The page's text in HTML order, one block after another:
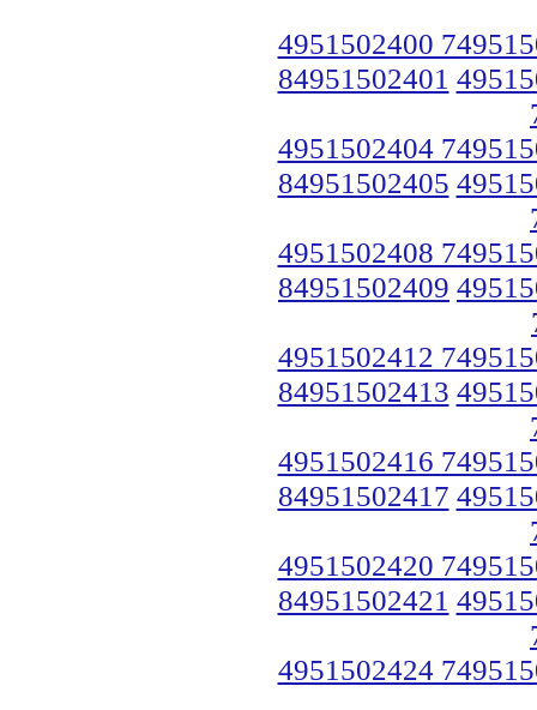
4951502400
84951502401
4951502404
84951502405
4951502408
84951502409
4951502412
84951502413
4951502416
84951502417
4951502420
84951502421
4951502424